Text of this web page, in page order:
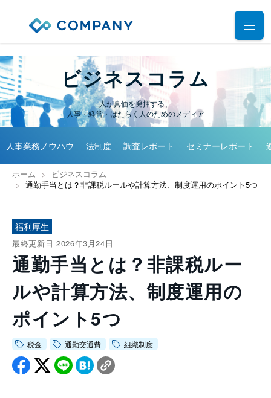
業務別ソリューション
人事管理
給与計算
勤怠管理
雇用手続管理
マイナンバー管理
公共・公益法人向け
サポート
導入・運用サポート
システム選定支援コンサルティングサービス
プロフェッショナルサービス
ユーザーコミッティ
アウトソーシング（WBS）
導入事例
セミナー
デモ動画
会社情報
会社情報トップ
企業理念
会社概要
ニュース
CEO挨拶
資料ダウンロード お問い合わせ
03-5575-5277
受付時間9:30〜18:30（土日祝日を除く）
ビジネスコラム
人が真価を発揮する、
人事・経営・はたらく人のためのメディア
人事業務ノウハウ 法制度 調査レポート セミナーレポート
ホーム
ビジネスコラム
通勤手当とは？非課税ルールや計算方法、制度運用のポイント5つ
福利厚生
最終更新日 2026年3月24日
通勤手当とは？非課税ルー
ルや計算方法、制度運用の
ポイント5つ
税金 通勤交通費 組織制度